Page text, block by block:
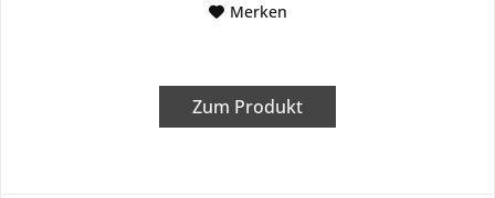
Merken
Zum Produkt